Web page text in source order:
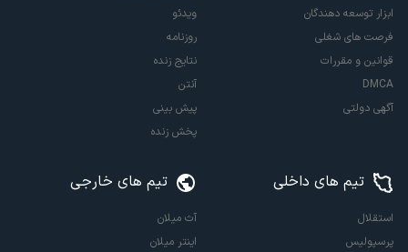
ابزار توسعه دهندگان
فرصت های شغلی
قوانین و مقررات
DMCA
آگهی دولتی
ویدئو
روزنامه
نتایج زنده
آنتن
پیش بینی
پخش زنده
تیم های داخلی
استقلال
پرسپولیس
تیم های خارجی
آث میلان
اینتر میلان